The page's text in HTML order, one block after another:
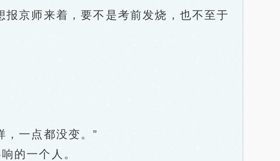
京师来着，要不是考前发烧，也不至于
一点都没变。”
的一个人。